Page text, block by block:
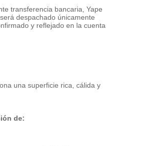
transferencia bancaria, Yape
despachado únicamente
y reflejado en la cuenta
una superficie rica, cálida y
de: